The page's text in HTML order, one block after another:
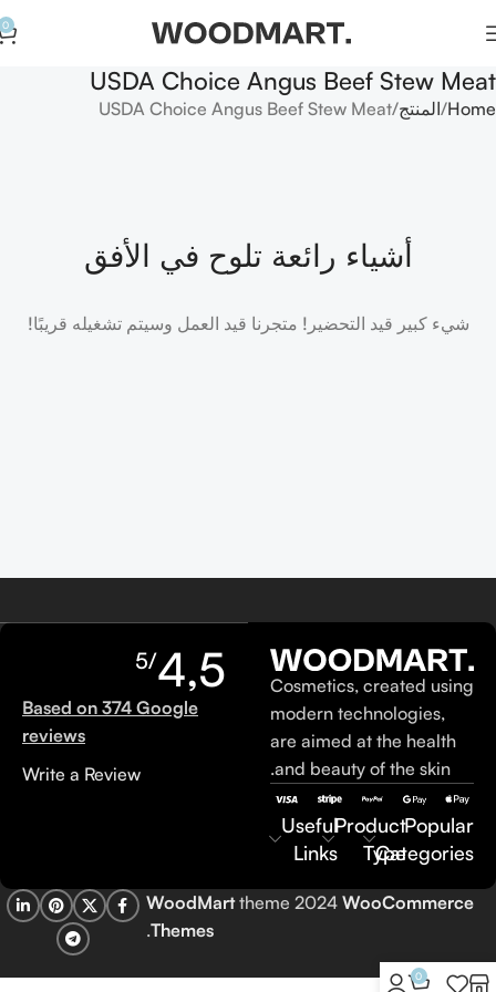
0
USDA Choice Angus Beef Stew Meat
Home المنتج USDA Choice Angus Beef Stew Meat
أشياء رائعة تلوح في الأفق
شيء كبير قيد التحضير! متجرنا قيد العمل وسيتم تشغيله قريبًا!
Cosmetics, created using
modern technologies,
are aimed at the health
and beauty of the skin.
Popular
Categories
Product
Type
Useful
Links
4,5
/5
Based on 374 Google
reviews
Write a Review
WoodMarttheme 2024 WooCommerce
Themes
.
0